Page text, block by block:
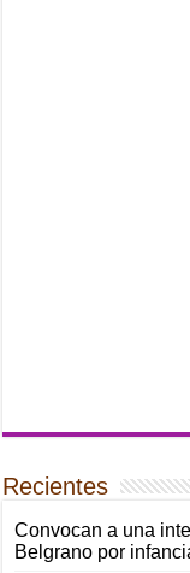
Recientes
Convocan a una
Belgrano por